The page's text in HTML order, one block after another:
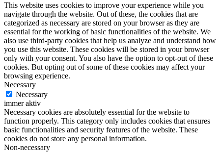
This website uses cookies to improve your experience while you
navigate through the website. Out of these, the cookies that are
categorized as necessary are stored on your browser as they are
essential for the working of basic functionalities of the website. We
also use third-party cookies that help us analyze and understand how
you use this website. These cookies will be stored in your browser
only with your consent. You also have the option to opt-out of these
cookies. But opting out of some of these cookies may affect your
browsing experience.
Necessary
Necessary
immer aktiv
Necessary cookies are absolutely essential for the website to
function properly. This category only includes cookies that ensures
basic functionalities and security features of the website. These
cookies do not store any personal information.
Non-necessary